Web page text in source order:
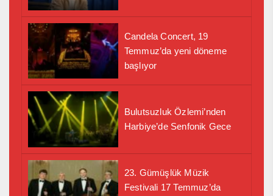
Candela Concert, 19
Temmuz’da yeni döneme
başlıyor
Bulutsuzluk Özlemi’nden
Harbiye’de Senfonik Gece
23. Gümüşlük Müzik
Festivali 17 Temmuz’da